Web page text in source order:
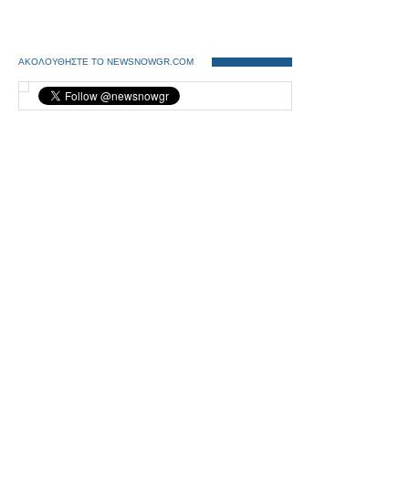
ΑΚΟΛΟΥΘΗΣΤΕ ΤΟ NEWSNOWGR.COM